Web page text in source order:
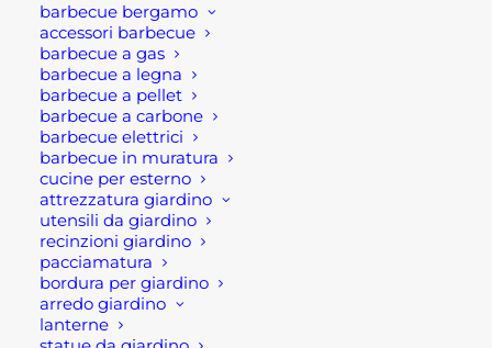
barbecue bergamo
accessori barbecue
barbecue a gas
barbecue a legna
barbecue a pellet
barbecue a carbone
barbecue elettrici
barbecue in muratura
cucine per esterno
attrezzatura giardino
utensili da giardino
recinzioni giardino
pacciamatura
bordura per giardino
arredo giardino
lanterne
personalizzati o supporto per il tuo ordine.